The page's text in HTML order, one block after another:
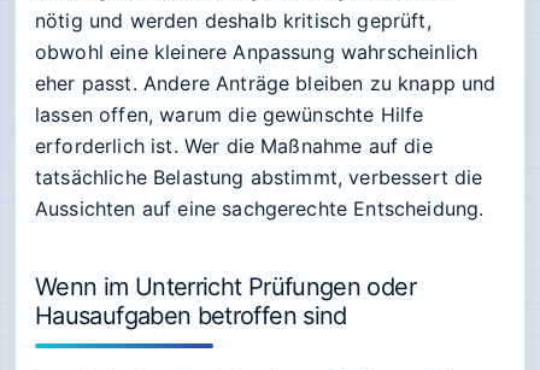
nötig und werden deshalb kritisch geprüft,
obwohl eine kleinere Anpassung wahrscheinlich
eher passt. Andere Anträge bleiben zu knapp und
lassen offen, warum die gewünschte Hilfe
erforderlich ist. Wer die Maßnahme auf die
tatsächliche Belastung abstimmt, verbessert die
Aussichten auf eine sachgerechte Entscheidung.
Wenn im Unterricht Prüfungen oder
Hausaufgaben betroffen sind